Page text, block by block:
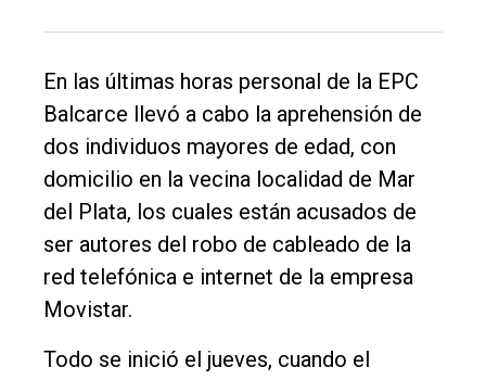
único
Balcarce
Inicio
Tendencia
Int.
General
En las últimas horas personal de la EPC
Balcarce llevó a cabo la aprehensión de
dos individuos mayores de edad, con
domicilio en la vecina localidad de Mar
del Plata, los cuales están acusados de
ser autores del robo de cableado de la
red telefónica e internet de la empresa
Movistar.
Todo se inició el jueves, cuando el